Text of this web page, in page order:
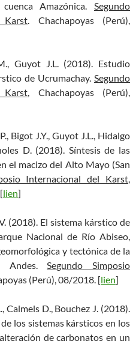
Amazónica. Segundo
Karst. Chachapoyas (Perú),
Guyot J.L. (2018). Estudio
de Ucrumachay. Segundo
Karst, Chachapoyas (Perú),
Bigot J.Y., Guyot J.L., Hidalgo
D. (2018). Síntesis de las
el macizo del Alto Mayo (San
Internacional del Karst,
lien]
(2018). El sistema kárstico de
Nacional de Río Abiseo,
y tectónica de la
Andes.Segundo Simposio
(Perú), 08/2018. [lien]
Calmels D., Bouchez J. (2018).
los sistemas kársticos en los
de carbonatos en un